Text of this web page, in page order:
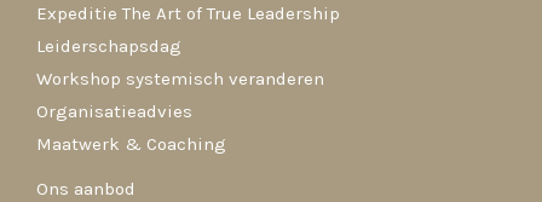
Expeditie The Art of True Leadership
Leiderschapsdag
Workshop systemisch veranderen
Organisatieadvies
Maatwerk & Coaching
Ons aanbod